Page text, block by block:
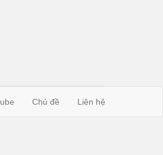
Chủ đề Liên hệ